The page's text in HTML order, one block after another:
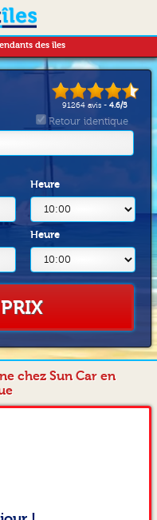
des îles
91264 avis -4.6/5
Retour identique
Heure
Heure
chez Sun Car en